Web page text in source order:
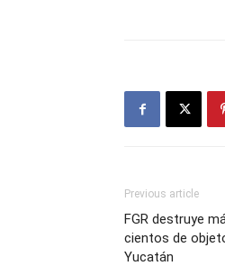
Previous article
FGR destruye
cientos de
Yucatán